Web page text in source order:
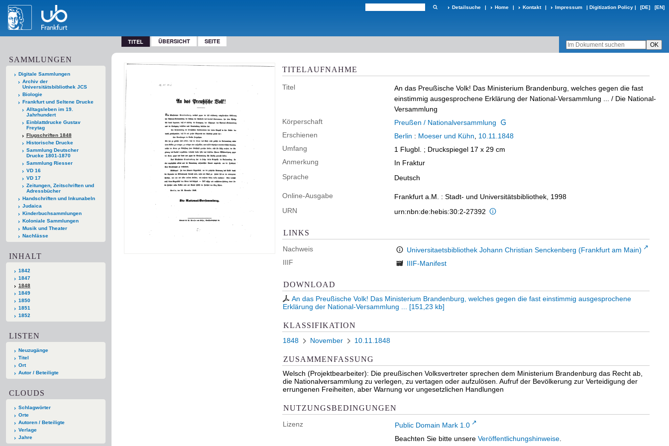
Detailsuche | Home | Kontakt | Impressum | Digitization Policy | [DE] [EN]
TITEL ÜBERSICHT SEITE
SAMMLUNGEN
Digitale Sammlungen
Archiv der
Universitätsbibliothek JCS
Biologie
Frankfurt und Seltene Drucke
Alltagsleben im 19.
Jahrhundert
Einblattdrucke Gustav
Freytag
Flugschriften 1848
Historische Drucke
Sammlung Deutscher
Drucke 1801-1870
Sammlung Riesser
VD 16
VD 17
Zeitungen, Zeitschriften und
Adressbücher
Handschriften und Inkunabeln
Judaica
Kinderbuchsammlungen
Koloniale Sammlungen
Musik und Theater
Nachlässe
INHALT
1842
1847
1848
1849
1850
1851
1852
LISTEN
Neuzugänge
Titel
Ort
Autor / Beteiligte
CLOUDS
Schlagwörter
Orte
Autoren / Beteiligte
Verlage
Jahre
TITELAUFNAHME
Titel
An das Preußische Volk! Das Ministerium Brandenburg, welches gegen die fast
einstimmig ausgesprochene Erklärung der National-Versammlung ...
/ Die National-
Versammlung
Körperschaft
Preußen / Nationalversammlung
Erschienen
Berlin : Moeser und Kühn
10.11.1848
Umfang
1 Flugbl. ; Druckspiegel 17 x 29 cm
Anmerkung
In Fraktur
Sprache
Deutsch
Online-Ausgabe
Frankfurt a.M. : Stadt- und Universitätsbibliothek, 1998
URN
urn:nbn:de:hebis:30:2-27392
LINKS
Nachweis
Universitaetsbibliothek Johann Christian Senckenberg (Frankfurt am Main)
IIIF
IIIF-Manifest
DOWNLOAD
An das Preußische Volk! Das Ministerium Brandenburg, welches gegen die fast einstimmig ausgesprochene
Erklärung der National-Versammlung ...
[151,23 kb]
KLASSIFIKATION
1848 November 10.11.1848
ZUSAMMENFASSUNG
Welsch (Projektbearbeiter): Die preußischen Volksvertreter sprechen dem Ministerium Brandenburg das Recht ab,
die Nationalversammlung zu verlegen, zu vertagen oder aufzulösen. Aufruf der Bevölkerung zur Verteidigung der
errungenen Freiheiten, aber Warnung vor ungesetzlichen Handlungen
NUTZUNGSBEDINGUNGEN
Lizenz Public Domain Mark 1.0
Beachten Sie bitte unsere Veröffentlichungshinweise